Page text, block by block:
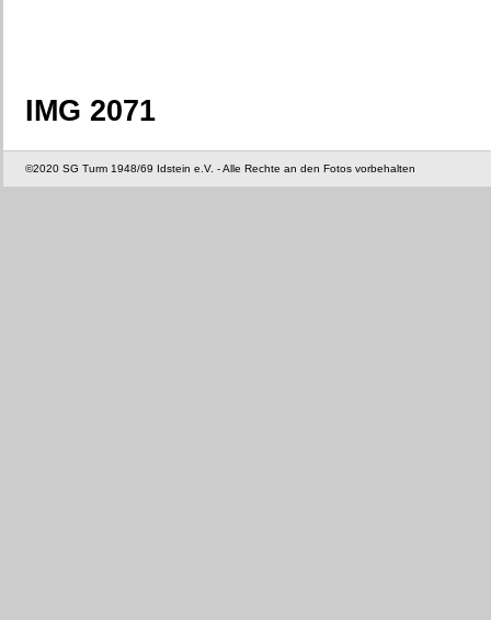
IMG 2071
©2020 SG Turm 1948/69 Idstein e.V. - Alle Rechte an den Fotos vorbehalten